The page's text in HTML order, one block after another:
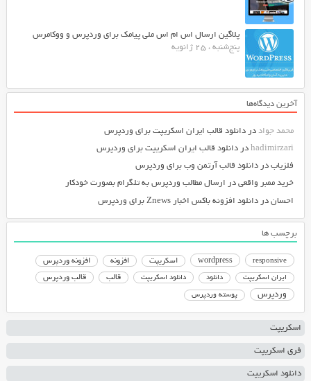
پلاگین ارسال اس ام اس ملی پیامک برای وردپرس و ووکامرس
پنج‌شنبه ، 25 ژانویه
آخرین دیدگاه‌ها
محمد جواددر دانلود قالب ایران اسکریپت برای وردپرس
hadimirzariدر دانلود قالب ایران اسکریپت برای وردپرس
فلزیابدر دانلود قالب آرتمن وب برای وردپرس
خرید ممبر واقعیدر ارسال مطالب وردپرس به تلگرام بصورت خودکار
احساندر دانلود افزونه باکس اخبار Znews برای وردپرس
برچسب ها
responsive
wordpress اسکریپت افزونه افزونه وردپرس
ایران اسکریپت دانلود دانلود اسکریپت قالب قالب وردپرس
وردپرس پوسته وردپرس
اسکریپت
فری اسکریپت
دانلود اسکریپت